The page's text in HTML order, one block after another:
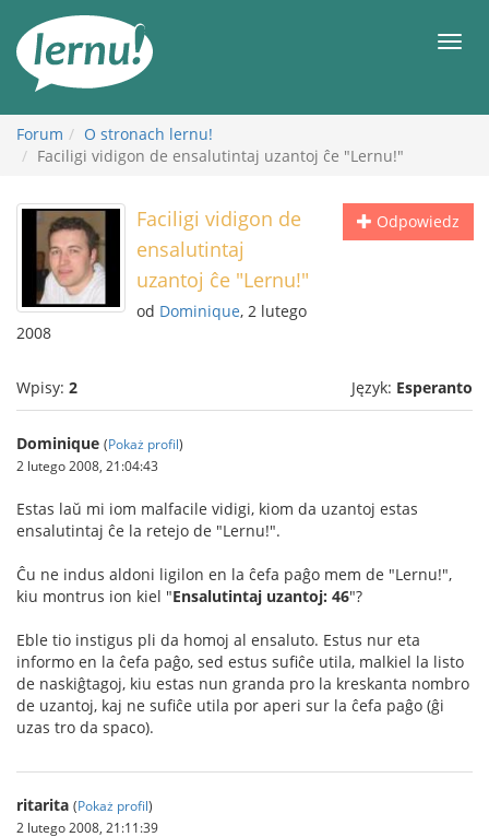
Forum
O stronach lernu!
Faciligi vidigon de ensalutintaj uzantoj ĉe "Lernu!"
Odpowiedz
Faciligi vidigon de
ensalutintaj
uzantoj ĉe "Lernu!"
od Dominique, 2 lutego
2008
Wpisy: 2 Język: Esperanto
Dominique (Pokaż profil)
2 lutego 2008, 21:04:43
Estas laŭ mi iom malfacile vidigi, kiom da uzantoj estas
ensalutintaj ĉe la retejo de "Lernu!".
Ĉu ne indus aldoni ligilon en la ĉefa paĝo mem de "Lernu!",
kiu montrus ion kiel "Ensalutintaj uzantoj: 46"?
Eble tio instigus pli da homoj al ensaluto. Estus nur eta
informo en la ĉefa paĝo, sed estus sufiĉe utila, malkiel la listo
de naskiĝtagoj, kiu estas nun granda pro la kreskanta nombro
de uzantoj, kaj ne sufiĉe utila por aperi sur la ĉefa paĝo (ĝi
uzas tro da spaco).
ritarita (Pokaż profil)
2 lutego 2008, 21:11:39